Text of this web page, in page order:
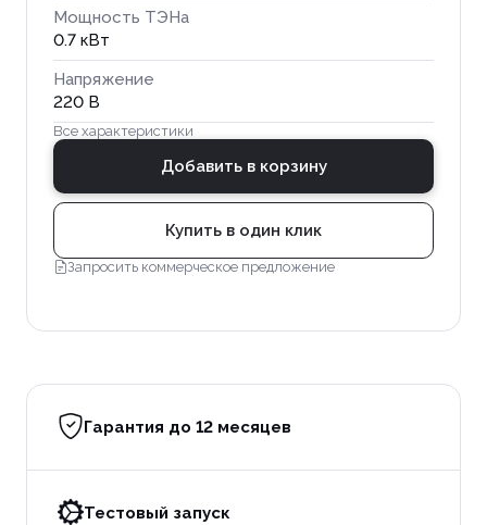
Мощность ТЭНа
0.7 кВт
Напряжение
220 В
Все характеристики
Добавить в корзину
Купить в один клик
Запросить коммерческое предложение
Гарантия до 12 месяцев
Тестовый запуск